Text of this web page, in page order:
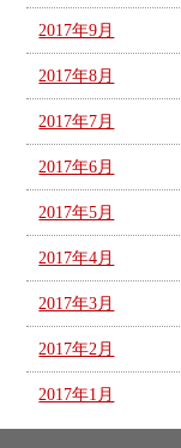
2017年9月
2017年8月
2017年7月
2017年6月
2017年5月
2017年4月
2017年3月
2017年2月
2017年1月